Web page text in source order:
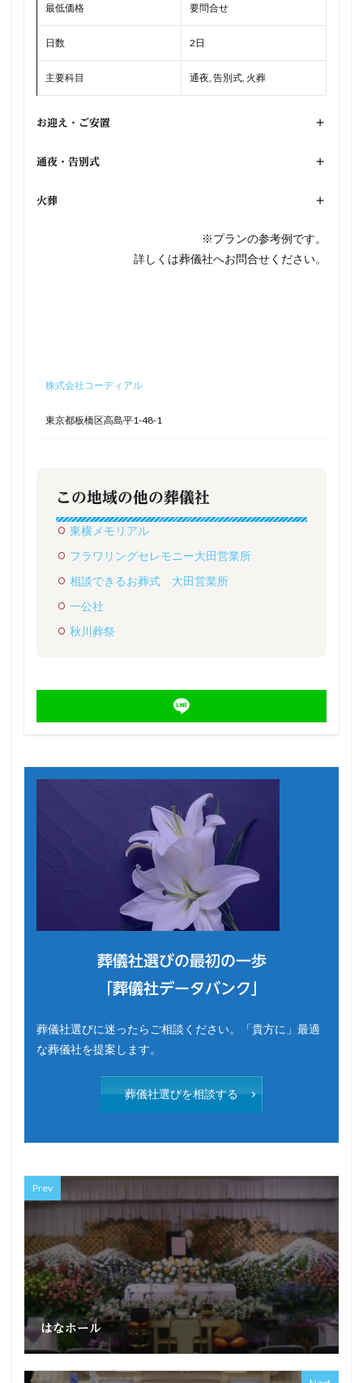
最低価格 要問合せ
日数 2日
主要科目 通夜, 告別式, 火葬
お迎え・ご安置 +
通夜・告別式 +
火葬 +
※プランの参考例です。
詳しくは葬儀社へお問合せください。
株式会社コーディアル
東京都板橋区高島平1-48-1
この地域の他の葬儀社
東横メモリアル
フラワリングセレモニー大田営業所
相談できるお葬式 大田営業所
一公社
秋川葬祭
葬儀社選びの最初の一歩
「葬儀社データバンク」
葬儀社選びに迷ったらご相談ください。「貴方に」最適
な葬儀社を提案します。
葬儀社選びを相談する
Prev
はなホール